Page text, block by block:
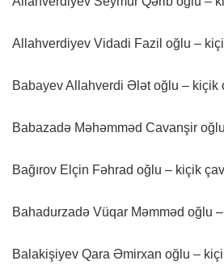
Allahverdiyev Vidadi Fazil oğlu –
Babayev Allahverdi Ələt oğlu – kiçik
Babazadə Məhəmməd Cavanşir
Bağırov Elçin Fəhrad oğlu – kiçik
Bahadurzadə Vüqar Məmməd oğlu
Balakişiyev Qara Əmirxan oğlu –